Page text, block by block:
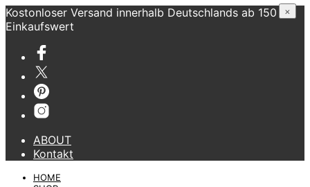
Kostonloser Versand innerhalb Deutschlands ab 150 €
Einkaufswert
ABOUT
Kontakt
HOME
×